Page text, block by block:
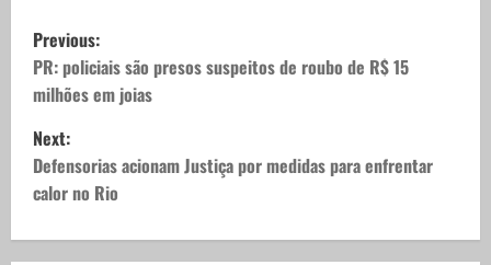
P
o
s
t
n
Previous:
PR: policiais são presos suspeitos de roubo de R$ 15
milhões em joias
Next:
Defensorias acionam Justiça por medidas para enfrentar
calor no Rio